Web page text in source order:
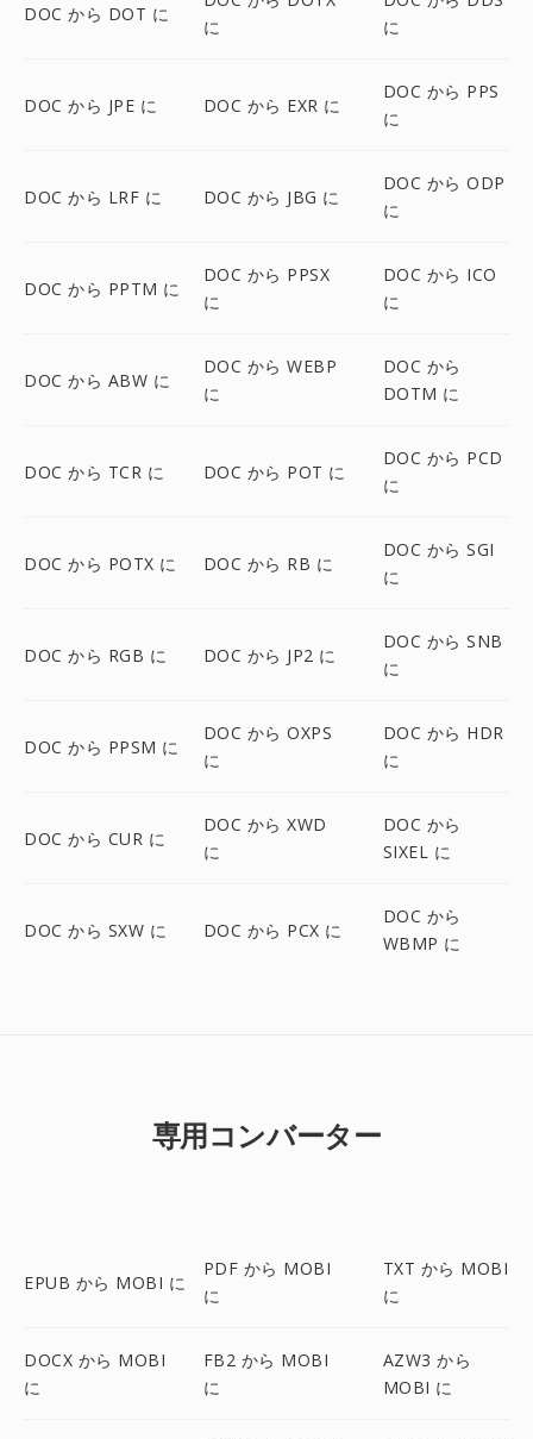
DOC から DOT に
に
に
DOC から JPE に DOC から EXR に
DOC から PPS
に
DOC から LRF に DOC から JBG に
DOC から ODP
に
DOC から PPTM に
DOC から PPSX
に
DOC から ICO
に
DOC から ABW に
DOC から WEBP
に
DOC から
DOTM に
DOC から TCR に DOC から POT に
DOC から PCD
に
DOC から POTX に DOC から RB に
DOC から SGI
に
DOC から RGB に DOC から JP2 に
DOC から SNB
に
DOC から PPSM に
DOC から OXPS
に
DOC から HDR
に
DOC から CUR に
DOC から XWD
に
DOC から
SIXEL に
DOC から SXW に DOC から PCX に
DOC から
WBMP に
専用コンバーター
EPUB から MOBI に
PDF から MOBI
に
TXT から MOBI
に
DOCX から MOBI
に
FB2 から MOBI
に
AZW3 から
MOBI に